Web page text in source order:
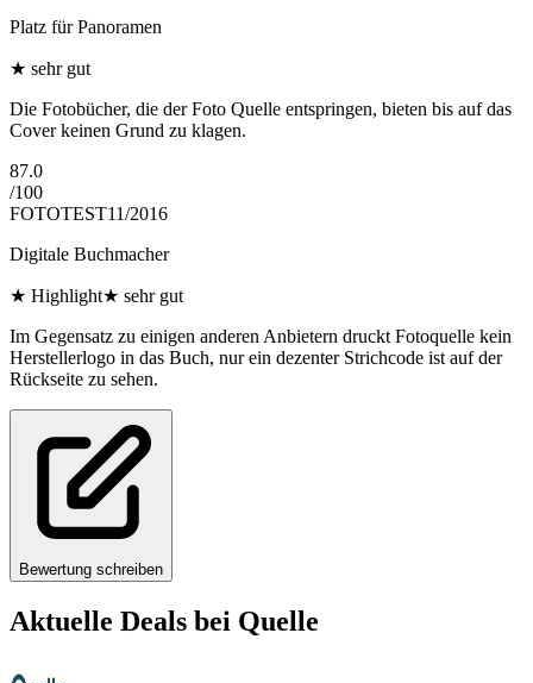
Platz für Panoramen
★ sehr gut
Die Fotobücher, die der Foto Quelle entspringen, bieten bis auf das
Cover keinen Grund zu klagen.
87.0
/100
FOTOTEST11/2016
Digitale Buchmacher
★ Highlight★ sehr gut
Im Gegensatz zu einigen anderen Anbietern druckt Fotoquelle kein
Herstellerlogo in das Buch, nur ein dezenter Strichcode ist auf der
Rückseite zu sehen.
Bewertung schreiben
Aktuelle Deals bei Quelle